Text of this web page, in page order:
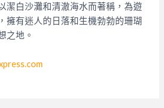
潔白沙灘和清澈海水而著稱，為遊
擁有迷人的日落和生機勃勃的珊瑚
之地。